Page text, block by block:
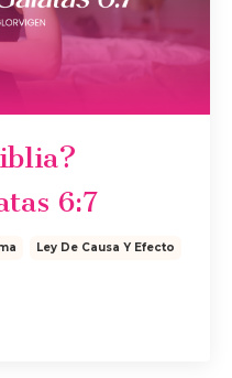
6:7
Ley De Causa Y Efecto